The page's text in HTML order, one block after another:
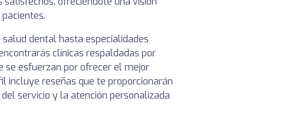
dental hasta especialidades
clínicas respaldadas por
se esfuerzan por ofrecer el mejor
incluye reseñas que te proporcionarán
servicio y la atención personalizada